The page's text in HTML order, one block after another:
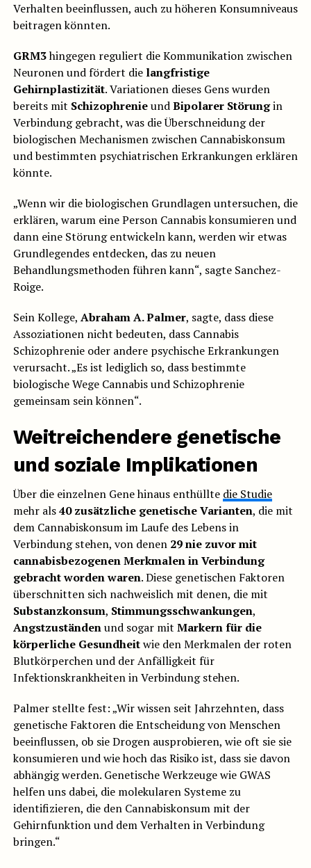
Verhalten beeinflussen, auch zu höheren Konsumniveaus
beitragen könnten.
GRM3hingegen reguliert die Kommunikation zwischen
Neuronen und fördert die langfristige
Gehirnplastizität. Variationen dieses Gens wurden
bereits mit SchizophrenieundBipolarer Störungin
Verbindung gebracht, was die Überschneidung der
biologischen Mechanismen zwischen Cannabiskonsum
und bestimmten psychiatrischen Erkrankungen erklären
könnte.
„Wenn wir die biologischen Grundlagen untersuchen, die
erklären, warum eine Person Cannabis konsumieren und
dann eine Störung entwickeln kann, werden wir etwas
Grundlegendes entdecken, das zu neuen
Behandlungsmethoden führen kann“, sagte Sanchez-
Roige.
Sein Kollege, Abraham A. Palmer, sagte, dass diese
Assoziationen nicht bedeuten, dass Cannabis
Schizophrenie oder andere psychische Erkrankungen
verursacht. „Es ist lediglich so, dass bestimmte
biologische Wege Cannabis und Schizophrenie
gemeinsam sein können“.
Weitreichendere genetische
und soziale Implikationen
Über die einzelnen Gene hinaus enthüllte die Studie
mehr als40 zusätzliche genetische Varianten, die mit
dem Cannabiskonsum im Laufe des Lebens in
Verbindung stehen, von denen 29 nie zuvor mit
cannabisbezogenen Merkmalen in Verbindung
gebracht worden waren. Diese genetischen Faktoren
überschnitten sich nachweislich mit denen, die mit
Substanzkonsum, Stimmungsschwankungen,
Angstzuständenund sogar mit Markern für die
körperliche Gesundheitwie den Merkmalen der roten
Blutkörperchen und der Anfälligkeit für
Infektionskrankheiten in Verbindung stehen.
Palmer stellte fest: „Wir wissen seit Jahrzehnten, dass
genetische Faktoren die Entscheidung von Menschen
beeinflussen, ob sie Drogen ausprobieren, wie oft sie sie
konsumieren und wie hoch das Risiko ist, dass sie davon
abhängig werden. Genetische Werkzeuge wie GWAS
helfen uns dabei, die molekularen Systeme zu
identifizieren, die den Cannabiskonsum mit der
Gehirnfunktion und dem Verhalten in Verbindung
bringen.“